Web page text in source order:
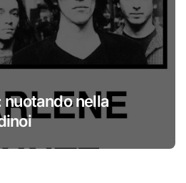
nuotando nella